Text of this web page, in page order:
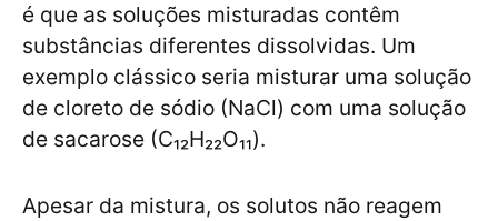
é que as soluções misturadas contêm
substâncias diferentes dissolvidas. Um
exemplo clássico seria misturar uma solução
de cloreto de sódio (NaCl) com uma solução
de sacarose (C₁₂H₂₂O₁₁).
Apesar da mistura, os solutos não reagem